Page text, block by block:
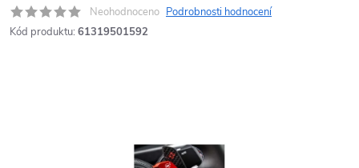
Neohodnoceno Podrobnosti hodnocení
Kód produktu: 61319501592